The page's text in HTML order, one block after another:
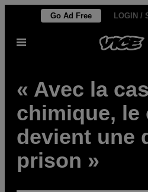
content
Go Ad Free LOGIN /
Open
« Avec la
chimique, le
devient une
prison »